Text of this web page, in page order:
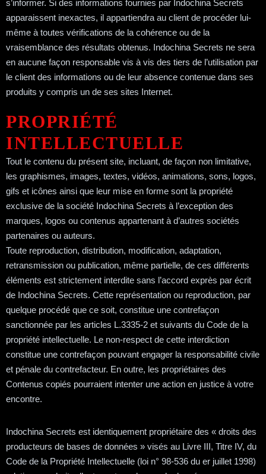
s’informer. Si des informations fournies par Indochina Secrets
apparaissent inexactes, il appartiendra au client de procéder lui-
même à toutes vérifications de la cohérence ou de la
vraisemblance des résultats obtenus. Indochina Secrets ne sera
en aucune façon responsable vis à vis des tiers de l’utilisation par
le client des informations ou de leur absence contenue dans ses
produits y compris un de ses sites Internet.
PROPRIÉTÉ
INTELLECTUELLE
Tout le contenu du présent site, incluant, de façon non limitative,
les graphismes, images, textes, vidéos, animations, sons, logos,
gifs et icônes ainsi que leur mise en forme sont la propriété
exclusive de la société Indochina Secrets à l’exception des
marques, logos ou contenus appartenant à d’autres sociétés
partenaires ou auteurs.
Toute reproduction, distribution, modification, adaptation,
retransmission ou publication, même partielle, de ces différents
éléments est strictement interdite sans l’accord exprès par écrit
de Indochina Secrets. Cette représentation ou reproduction, par
quelque procédé que ce soit, constitue une contrefaçon
sanctionnée par les articles L.3335-2 et suivants du Code de la
propriété intellectuelle. Le non-respect de cette interdiction
constitue une contrefaçon pouvant engager la responsabilité civile
et pénale du contrefacteur. En outre, les propriétaires des
Contenus copiés pourraient intenter une action en justice à votre
encontre.
Indochina Secrets est identiquement propriétaire des « droits des
producteurs de bases de données » visés au Livre III, Titre IV, du
Code de la Propriété Intellectuelle (loi n° 98-536 du er juillet 1998)